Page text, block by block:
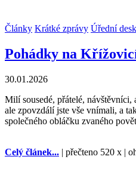
Články Krátké zprávy Úřední
Pohádky na
30.01.2026
Milí sousedé, přátelé, návštěvníci,
ale zpovzdálí jste vše vnímali, a
společného obláčku zvaného
Celý článek... | přečteno 520 x |